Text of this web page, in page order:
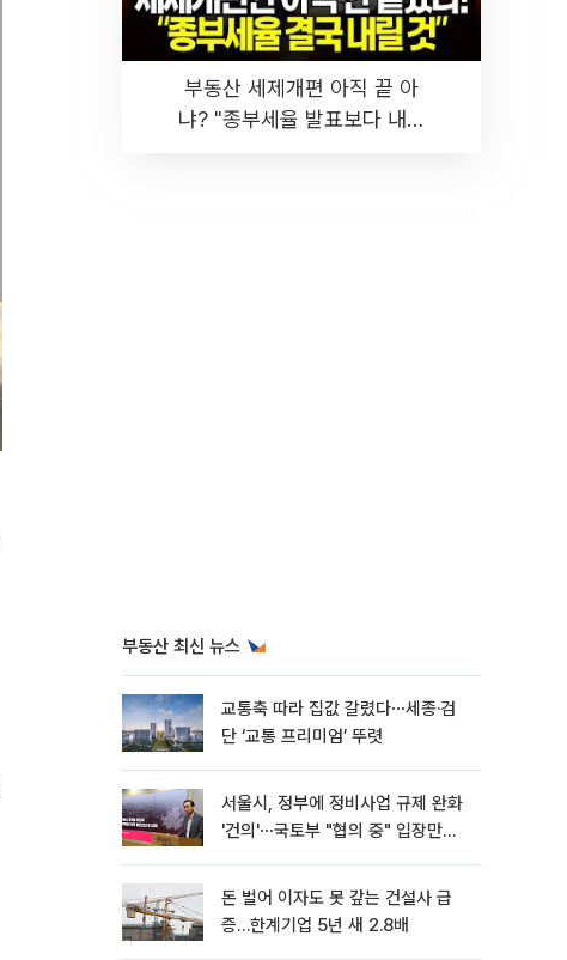
부동산 세제개편 아직 끝 아
냐? "종부세율 발표보다 내릴
부동산 최신 뉴스
교통축 따라 집값 갈렸다⋯세종·검
단 ‘교통 프리미엄’ 뚜렷
서울시, 정부에 정비사업 규제 완화
'건의'⋯국토부 "협의 중" 입장만
돈 벌어 이자도 못 갚는 건설사 급
증…한계기업 5년 새 2.8배